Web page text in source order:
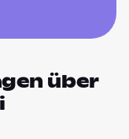
über